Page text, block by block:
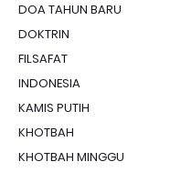
DOA TAHUN BARU
DOKTRIN
FILSAFAT
INDONESIA
KAMIS PUTIH
KHOTBAH
KHOTBAH MINGGU